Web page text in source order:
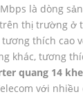
là dòng
thị trường ở
thích cao
khác, tương
quang 14
với